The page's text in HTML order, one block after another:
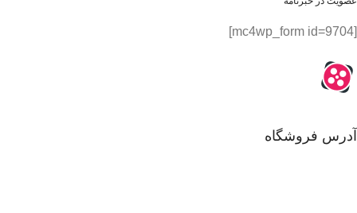
[mc4wp_form id=9704]
آدرس فروشگاه